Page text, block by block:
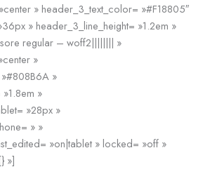
» header_3_text_color= »#F18805″
» header_3_line_height= »1.2em »
regular – woff2|||||||| »
»
»
»
»28px »
» »
»on|tablet » locked= »off »
»]